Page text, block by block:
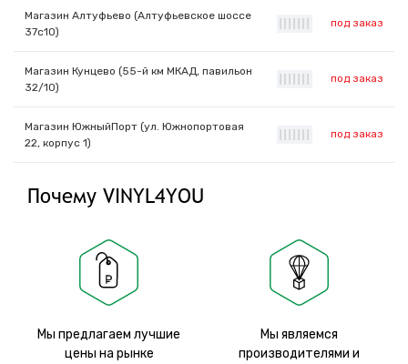
Магазин Алтуфьево (Алтуфьевское шоссе
37с10)
под заказ
Магазин Кунцево (55-й км МКАД, павильон
32/10)
под заказ
Магазин ЮжныйПорт (ул. Южнопортовая
22, корпус 1)
под заказ
Почему VINYL4YOU
Мы предлагаем лучшие
цены на рынке
Мы являемся
производителями и